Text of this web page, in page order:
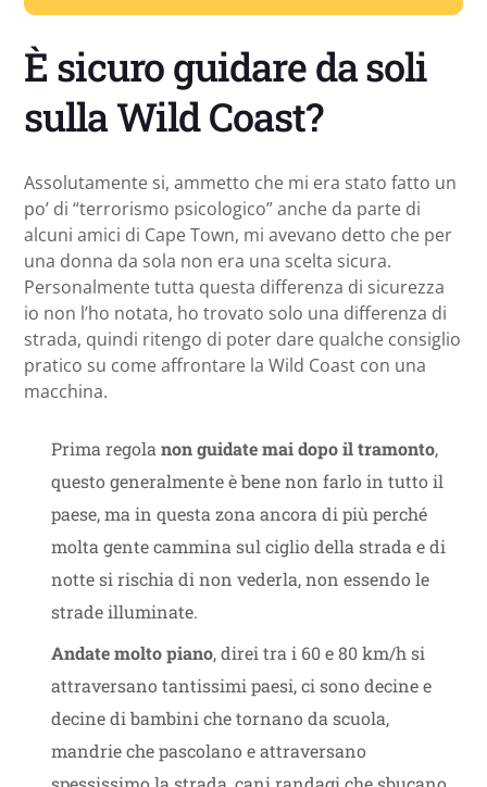
È sicuro guidare da soli
sulla Wild Coast?
Assolutamente si, ammetto che mi era stato fatto un
po’ di “terrorismo psicologico” anche da parte di
alcuni amici di Cape Town, mi avevano detto che per
una donna da sola non era una scelta sicura.
Personalmente tutta questa differenza di sicurezza
io non l’ho notata, ho trovato solo una differenza di
strada, quindi ritengo di poter dare qualche consiglio
pratico su come affrontare la Wild Coast con una
macchina.
Prima regola non guidate mai dopo il tramonto,
questo generalmente è bene non farlo in tutto il
paese, ma in questa zona ancora di più perché
molta gente cammina sul ciglio della strada e di
notte si rischia di non vederla, non essendo le
strade illuminate.
Andate molto piano, direi tra i 60 e 80 km/h si
attraversano tantissimi paesi, ci sono decine e
decine di bambini che tornano da scuola,
mandrie che pascolano e attraversano